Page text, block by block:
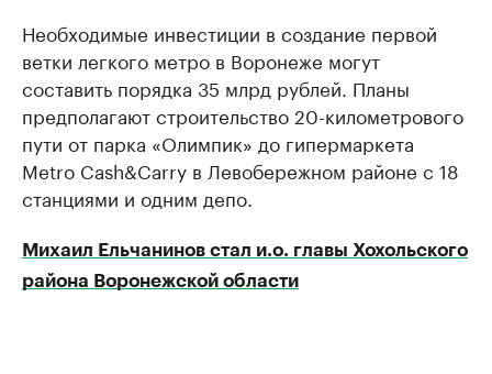
Необходимые инвестиции в создание первой
ветки легкого метро в Воронеже могут
составить порядка 35 млрд рублей. Планы
предполагают строительство 20-километрового
пути от парка «Олимпик» до гипермаркета
Metro Cash&Carry в Левобережном районе с 18
станциями и одним депо.
Михаил Ельчанинов стал и.о. главы Хохольского
района Воронежской области